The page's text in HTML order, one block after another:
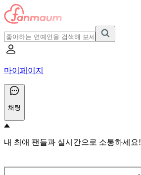
마이페이지
채팅
내 최애 팬들과 실시간으로 소통하세요!